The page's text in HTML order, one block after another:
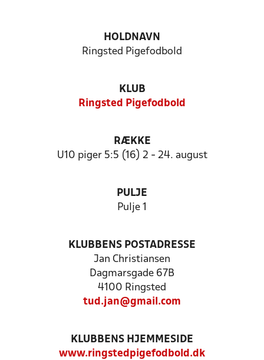
HOLDNAVN
Ringsted Pigefodbold
KLUB
Ringsted Pigefodbold
RÆKKE
U10 piger 5:5 (16) 2 - 24. august
PULJE
Pulje 1
KLUBBENS POSTADRESSE
Jan Christiansen
Dagmarsgade 67B
4100 Ringsted
tud.jan@gmail.com
KLUBBENS HJEMMESIDE
www.ringstedpigefodbold.dk